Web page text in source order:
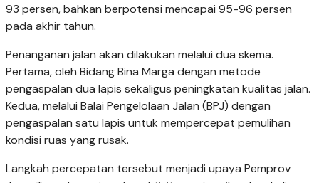
93 persen, bahkan berpotensi mencapai 95-96 persen
pada akhir tahun.
Penanganan jalan akan dilakukan melalui dua skema.
Pertama, oleh Bidang Bina Marga dengan metode
pengaspalan dua lapis sekaligus peningkatan kualitas jalan.
Kedua, melalui Balai Pengelolaan Jalan (BPJ) dengan
pengaspalan satu lapis untuk mempercepat pemulihan
kondisi ruas yang rusak.
Langkah percepatan tersebut menjadi upaya Pemprov